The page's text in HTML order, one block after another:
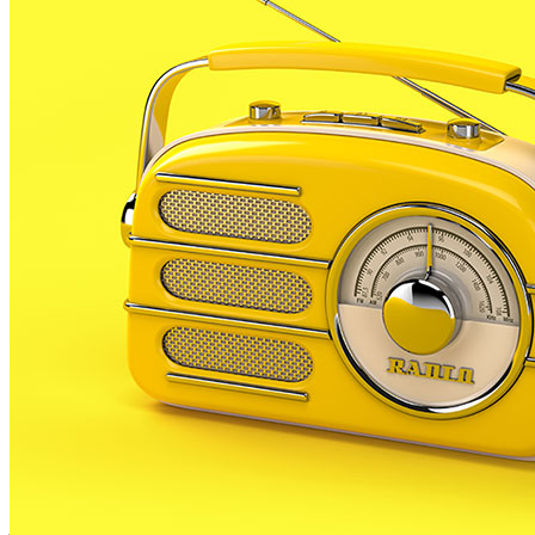
Aquests dissabte un veí de Lloret de 27 anys circulava
per l’Autopista AP7. Segons ha pogut saber aquesta
emissora el jove circulava a gran velocitat pel carril de
l’esquerra demanant a la resta de conductors que
s’apartessin, fins que va col.lisionar amb un vehicle
per darrera.
El conductor improdent no va resultar ferit, mentre
que el ocupants de l’altre vehicle, van ser traslladats
a l’hospital Dt. Trueta de Girona, on van ser donats
d’alta el mateix dissabte.
La prova d’alcoholèmia realitzada pels mossos va
donar una taxa d’alcohol d’1,2 mg/l d’aire expirat,
quasibè cinc cops més del permès. A més, arran de la